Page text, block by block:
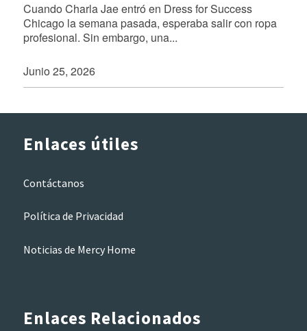
Cuando Charla Jae entró en Dress for Success
Chicago la semana pasada, esperaba salir con ropa
profesional. Sin embargo, una...
Junio 25, 2026
Enlaces útiles
Contáctanos
Política de Privacidad
Noticias de Mercy Home
Enlaces Relacionados